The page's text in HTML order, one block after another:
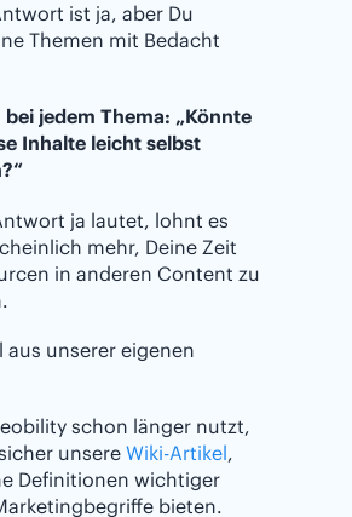
ist ja, aber Du
Themen mit Bedacht
bei jedem Thema: „Könnte
Inhalte leicht selbst
ja lautet, lohnt es
mehr, Deine Zeit
in anderen Content zu
aus unserer eigenen
schon länger nutzt,
unsere Wiki-Artikel,
Definitionen wichtiger
bieten.